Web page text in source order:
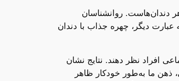
دندان‌هاست. روانشناسان
عبارت دیگر، چهره جذاب با دندان
افراد نظر دهند. نتایج نشان
ذهن ما به‌طور خودکار ظاهر